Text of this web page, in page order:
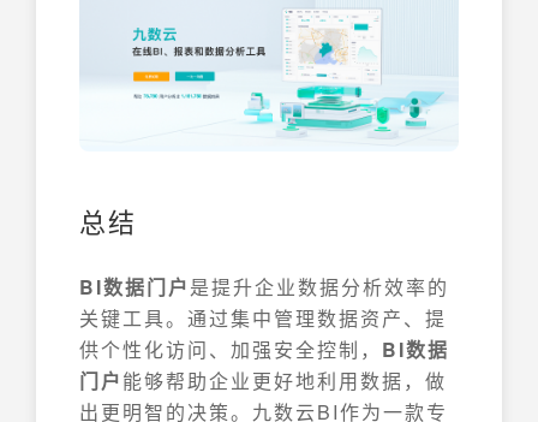
总结
BI数据门户是提升企业数据分析效率的
关键工具。通过集中管理数据资产、提
供个性化访问、加强安全控制， BI数据
门户能够帮助企业更好地利用数据，做
出更明智的决策。九数云BI作为一款专